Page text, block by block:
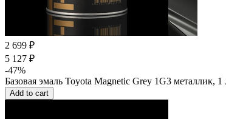
2 699 ₽
5 127 ₽
-47%
Базовая эмаль Toyota Magnetic Grey 1G3 металлик,
Add to cart